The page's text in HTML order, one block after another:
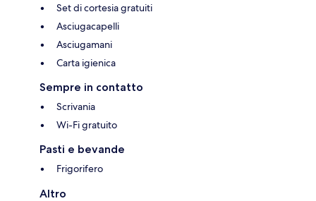
Set di cortesia gratuiti
Asciugacapelli
Asciugamani
Carta igienica
Sempre in contatto
Scrivania
Wi-Fi gratuito
Pasti e bevande
Frigorifero
Altro